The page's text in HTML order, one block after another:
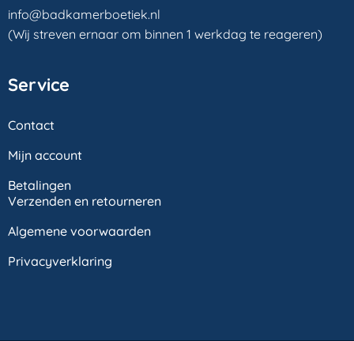
info@badkamerboetiek.nl
(Wij streven ernaar om binnen 1 werkdag te reageren)
Service
Contact
Mijn account
Betalingen
Verzenden en retourneren
Algemene voorwaarden
Privacyverklaring